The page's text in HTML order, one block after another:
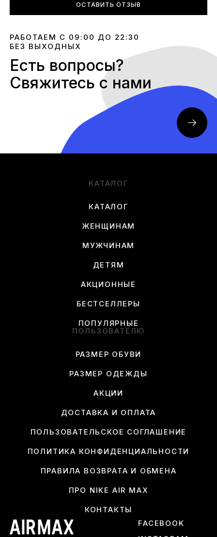
ОСТАВИТЬ ОТЗЫВ
РАБОТАЕМ С 09:00 ДО 22:30
БЕЗ ВЫХОДНЫХ
Есть вопросы?
Свяжитесь с нами
КАТАЛОГ
КАТАЛОГ
ЖЕНЩИНАМ
МУЖЧИНАМ
ДЕТЯМ
АКЦИОННЫЕ
БЕСТСЕЛЛЕРЫ
ПОПУЛЯРНЫЕ
ПОЛЬЗОВАТЕЛЮ
РАЗМЕР ОБУВИ
РАЗМЕР ОДЕЖДЫ
АКЦИИ
ДОСТАВКА И ОПЛАТА
ПОЛЬЗОВАТЕЛЬСКОЕ СОГЛАШЕНИЕ
ПОЛИТИКА КОНФИДЕНЦИАЛЬНОСТИ
ПРАВИЛА ВОЗВРАТА И ОБМЕНА
ПРО NIKE AIR MAX
КОНТАКТЫ
FACEBOOK